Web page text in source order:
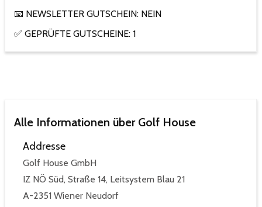
📧 NEWSLETTER GUTSCHEIN: NEIN
✅ GEPRÜFTE GUTSCHEINE: 1
Alle Informationen über Golf House
Addresse
Golf House GmbH
IZ NÖ Süd, Straße 14, Leitsystem Blau 21
A-2351 Wiener Neudorf